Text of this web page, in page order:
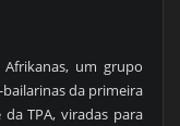
um grupo
da primeira
TPA, viradas para